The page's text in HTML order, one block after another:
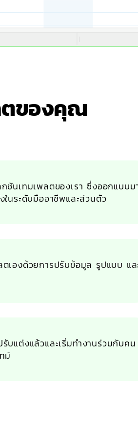
ตของคุณ
ชันเทมเพลตของเรา ซึ่งออกแบบม
ในระดับมืออาชีพและส่วนตัว
ตเองด้วยการปรับข้อมูล รูปแบบ แล
บแต่งแล้วและเริ่มทำงานร่วมกับคน
ม์